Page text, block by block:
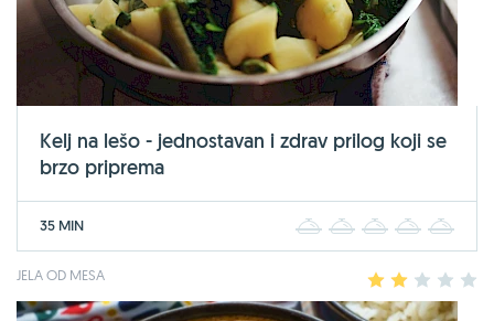
Kelj na lešo - jednostavan i zdrav prilog koji se
brzo priprema
35 MIN 2 3 4
JELA OD MESA 2 3 4